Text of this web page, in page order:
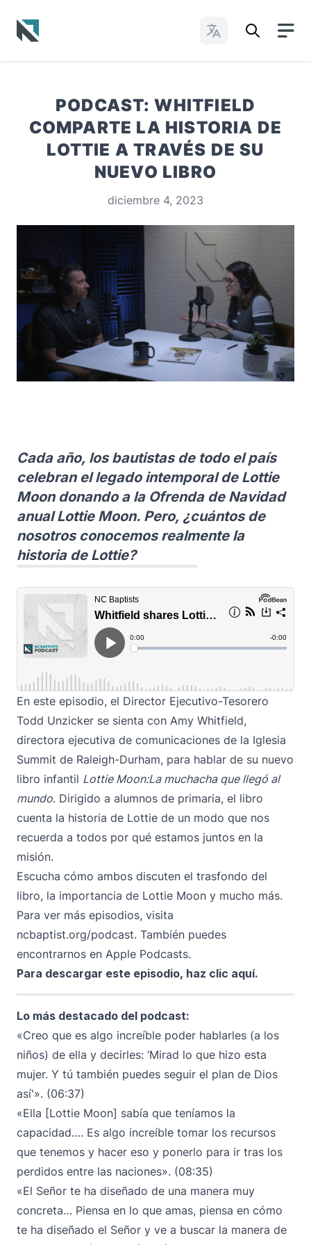
Cambiar idioma
PODCAST: WHITFIELD
COMPARTE LA HISTORIA DE
LOTTIE A TRAVÉS DE SU
NUEVO LIBRO
diciembre 4, 2023
Cada año, los bautistas de todo el país
celebran el legado intemporal de Lottie
Moon donando a la Ofrenda de Navidad
anual Lottie Moon. Pero, ¿cuántos de
nosotros conocemos realmente la
historia de Lottie?
En este episodio, el Director Ejecutivo-Tesorero
Todd Unzicker se sienta con Amy Whitfield,
directora ejecutiva de comunicaciones de la Iglesia
Summit de Raleigh-Durham, para hablar de su nuevo
libro infantil Lottie Moon:La muchacha que llegó al
mundo. Dirigido a alumnos de primaria, el libro
cuenta la historia de Lottie de un modo que nos
recuerda a todos por qué estamos juntos en la
misión.
Escucha cómo ambos discuten el trasfondo del
libro, la importancia de Lottie Moon y mucho más.
Para ver más episodios, visita
ncbaptist.org/podcast. También puedes
encontrarnos en Apple Podcasts.
Para descargar este episodio, haz clic aquí.
Lo más destacado del podcast:
«Creo que es algo increíble poder hablarles (a los
niños) de ella y decirles: ‘Mirad lo que hizo esta
mujer. Y tú también puedes seguir el plan de Dios
así'». (06:37)
«Ella [Lottie Moon] sabía que teníamos la
capacidad…. Es algo increíble tomar los recursos
que tenemos y hacer eso y ponerlo para ir tras los
perdidos entre las naciones». (08:35)
«El Señor te ha diseñado de una manera muy
concreta… Piensa en lo que amas, piensa en cómo
te ha diseñado el Señor y ve a buscar la manera de